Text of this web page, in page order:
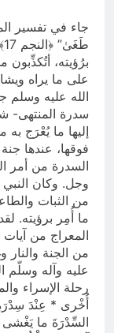
جاء في تفسير
برُؤيته،
على ما يراه
الله عليه وسلم
سدرة المنتهى-
إليها ما يُعْرَج
فوقها، عندها
السدرة من أمر
وجل. وكان
من الثبات
ما أُمِر برؤيته.
المعراج من
من الجنة
عليه وآله وسلّم
رحلة الإسراء
أُخْرى * عِنْدَ
السِّدْرَةَ ما